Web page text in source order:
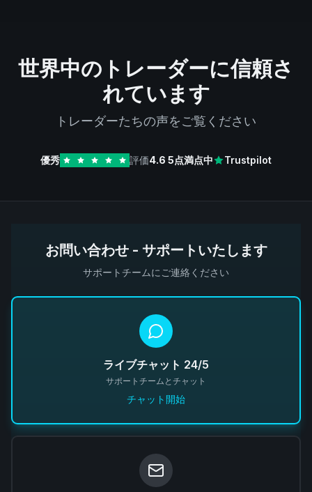
世界中のトレーダーに信頼さ
れています
トレーダーたちの声をご覧ください
優秀 評価4.6 5点満点中 Trustpilot
お問い合わせ - サポートいたします
サポートチームにご連絡ください
ライブチャット 24/5
サポートチームとチャット
チャット開始